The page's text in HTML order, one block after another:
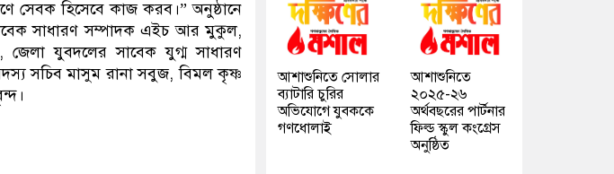
সেবক হিসেবে কাজ করব।” অনুষ্ঠানে
সাধারণ সম্পাদক এইচ আর মুকুল,
যুবদলের সাবেক যুগ্ম সাধারণ
সচিব মাসুম রানা সবুজ, বিমল কৃষ্ণ
আশাশুনিতে সোলার
ব্যাটারি চুরির
অভিযোগে যুবককে
গণধোলাই
আশাশুনিতে
২০২৫-২৬
অর্থবছরের পার্টনার
ফিল্ড স্কুল কংগ্রেস
অনুষ্ঠিত